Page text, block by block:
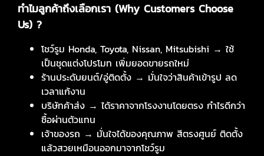
ทำไมลูกค้าถึงเลือกเรา (Why Customers Choose
Us) ?
โชว์รูม Honda, Toyota, Nissan, Mitsubishi → ใช้
เป็นชุดแต่งโปรโมท เพิ่มยอดขายรถใหม่
ร้านประดับยนต์/อู่ติดตั้ง → มั่นใจว่าสินค้าเข้ารูป ลด
เวลาแก้งาน
บริษัทค้าส่ง → ได้ราคาจากโรงงานโดยตรง กำไรดีกว่า
ซื้อผ่านตัวแทน
เจ้าของรถ → มั่นใจได้ของคุณภาพ สีตรงศูนย์ ติดตั้ง
แล้วสวยเหมือนออกมาจากโชว์รูม